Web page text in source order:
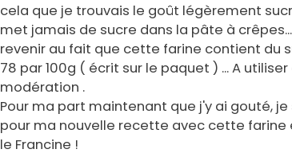
cela que je trouvais le goût légèrement
met jamais de sucre dans la pâte à
revenir au fait que cette farine contient du
78 par 100g ( écrit sur le paquet ) ... A
modération .
Pour ma part maintenant que j'y ai gouté,
pour ma nouvelle recette avec cette farine
le Francine !